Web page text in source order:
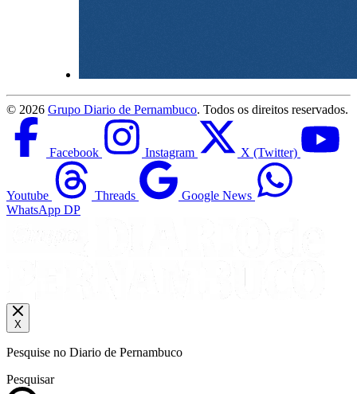
© 2026 Grupo Diario de Pernambuco. Todos os direitos reservados.
Facebook Instagram X (Twitter)
Youtube Threads
Google News
WhatsApp DP
X
Pesquise no Diario de Pernambuco
Pesquisar